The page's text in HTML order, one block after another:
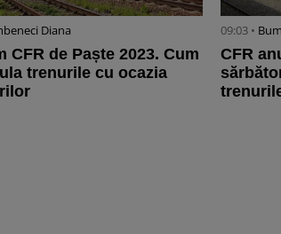
Diana
CFR de Paște 2023. Cum
trenurile cu ocazia
09:03 •
CFR